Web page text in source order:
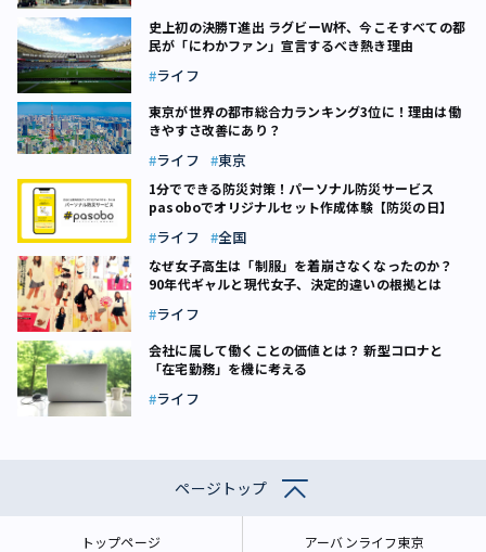
史上初の決勝T進出 ラグビーW杯、今こそすべての都
民が「にわかファン」宣言するべき熱き理由
ライフ
東京が世界の都市総合力ランキング3位に！理由は働
きやすさ改善にあり？
ライフ 東京
1分でできる防災対策！パーソナル防災サービス
pasoboでオリジナルセット作成体験【防災の日】
ライフ 全国
なぜ女子高生は「制服」を着崩さなくなったのか？
90年代ギャルと現代女子、決定的違いの根拠とは
ライフ
会社に属して働くことの価値とは？ 新型コロナと
「在宅勤務」を機に考える
ライフ
ページトップ
トップページ アーバンライフ東京